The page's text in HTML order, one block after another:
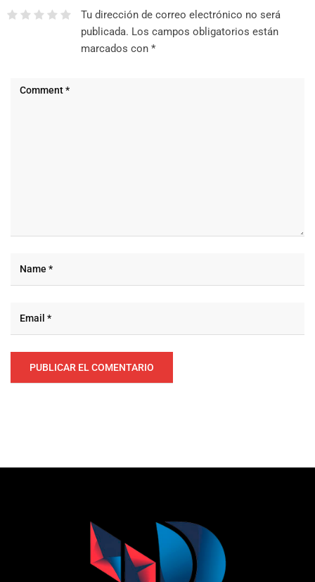
Tu dirección de correo electrónico no será
publicada. Los campos obligatorios están
marcados con *